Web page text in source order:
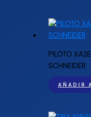
PILOTO
SCHNEIDER
AÑADIR